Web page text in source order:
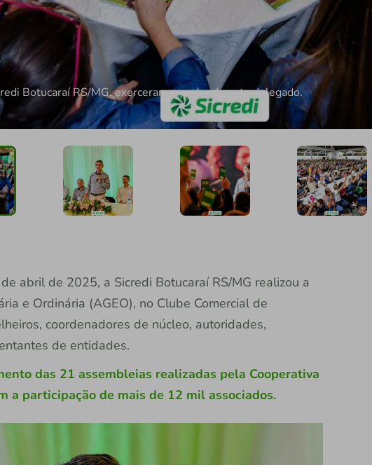
Botucaraí RS/MG, exerceram o poder de voto delegado.
abril de 2025, a Sicredi Botucaraí RS/MG realizou a
e Ordinária (AGEO), no Clube Comercial de
coordenadores de núcleo, autoridades,
de entidades.
das 21 assembleias realizadas pela Cooperativa
a participação de mais de 12 mil associados.